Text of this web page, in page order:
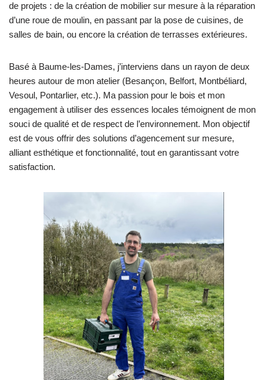
de projets : de la création de mobilier sur mesure à la réparation
d’une roue de moulin, en passant par la pose de cuisines, de
salles de bain, ou encore la création de terrasses extérieures.
Basé à Baume-les-Dames, j’interviens dans un rayon de deux
heures autour de mon atelier (Besançon, Belfort, Montbéliard,
Vesoul, Pontarlier, etc.). Ma passion pour le bois et mon
engagement à utiliser des essences locales témoignent de mon
souci de qualité et de respect de l’environnement. Mon objectif
est de vous offrir des solutions d’agencement sur mesure,
alliant esthétique et fonctionnalité, tout en garantissant votre
satisfaction.